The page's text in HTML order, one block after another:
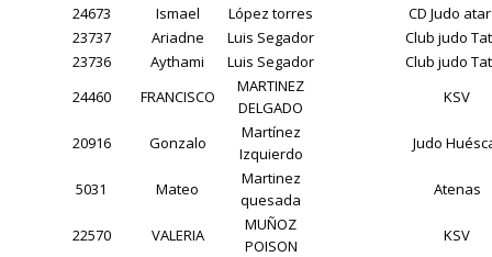
24673
Ismael López torres
CD Judo
23737
Ariadne Luis Segador
Club judo
23736
Aythami Luis Segador
Club judo
24460
FRANCISCO
MARTINEZ
DELGADO
KSV
20916 Gonzalo
Martínez
Izquierdo
Judo
5031 Mateo
Martinez
quesada
Atenas
22570 VALERIA
MUÑOZ
POISON
KSV